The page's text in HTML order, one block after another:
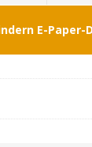
E-Paper-
Interview